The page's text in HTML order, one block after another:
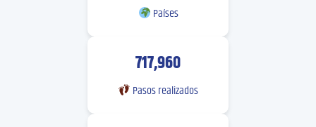
Países
717,960
Pasos realizados